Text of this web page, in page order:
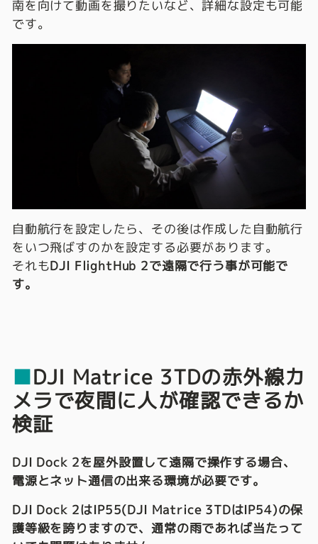
南を向けて動画を撮りたいなど、詳細な設定も可能
です。
自動航行を設定したら、その後は作成した自動航行
をいつ飛ばすのかを設定する必要があります。
それもDJI FlightHub 2で遠隔で行う事が可能で
す。
■DJI Matrice 3TDの赤外線カ
メラで夜間に人が確認できるか
検証
DJI Dock 2を屋外設置して遠隔で操作する場合、
電源とネット通信の出来る環境が必要です。
DJI Dock 2はIP55(DJI Matrice 3TDはIP54)の保
護等級を誇りますので、通常の雨であれば当たって